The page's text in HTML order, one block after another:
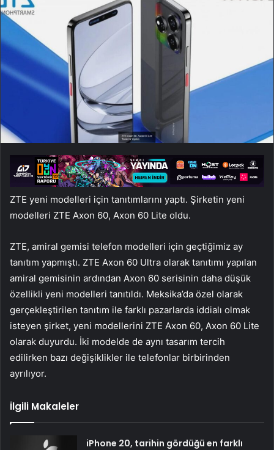
ZTE yeni modelleri için tanıtımlarını yaptı. Şirketin yeni
modelleri ZTE Axon 60, Axon 60 Lite oldu.
ZTE, amiral gemisi telefon modelleri için geçtiğimiz ay
tanıtım yapmıştı. ZTE Axon 60 Ultra olarak tanıtımı yapılan
amiral gemisinin ardından Axon 60 serisinin daha düşük
özellikli yeni modelleri tanıtıldı. Meksika’da özel olarak
gerçekleştirilen tanıtım ile farklı pazarlarda iddialı olmak
isteyen şirket, yeni modellerini ZTE Axon 60, Axon 60 Lite
olarak duyurdu. İki modelde de aynı tasarım tercih
edilirken bazı değişiklikler ile telefonlar birbirinden
ayrılıyor.
İlgili Makaleler
iPhone 20, tarihin gördüğü en farklı